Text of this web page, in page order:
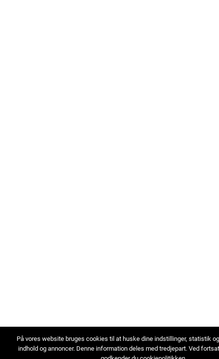
På vores website bruges cookies til at huske dine indstillinger, statistik
indhold og annoncer. Denne information deles med tredjepart. Ved